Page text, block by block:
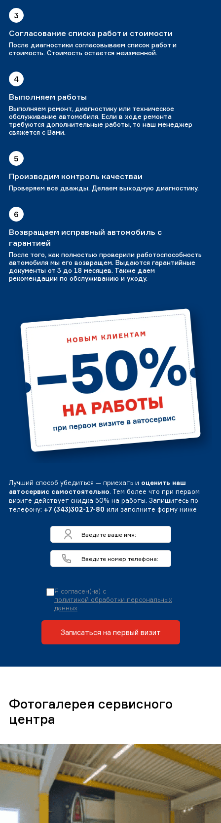
3
Согласование списка работ и стоимости
После диагностики согласовываем список работ и
стоимость. Стоимость остается неизменной.
4
Выполняем работы
Выполняем ремонт, диагностику или техническое
обслуживание автомобиля. Если в ходе ремонта
требуются дополнительные работы, то наш менеджер
свяжется с Вами.
5
Производим контроль качестваи
Проверяем все дважды. Делаем выходную диагностику.
6
Возвращаем исправный автомобиль с
гарантией
После того, как полностью проверили работоспособность
автомобиля мы его возвращем. Выдаются гарантийные
документы от 3 до 18 месяцев. Также даем
рекомендации по обслуживанию и уходу.
Лучший способ убедиться — приехать и оценить наш
автосервис самостоятельно. Тем более что при первом
визите действует скидка 50% на работы. Запишитесь по
телефону: +7 (343)302-17-80 или заполните форму ниже
Я согласен(на) с
политикой обработки персональных
данных
Записаться на первый визит
Фотогалерея сервисного
центра